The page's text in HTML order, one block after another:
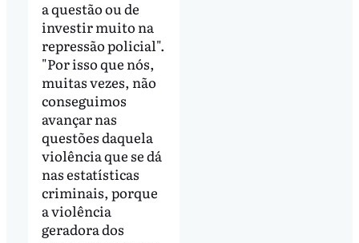
a questão ou de
investir muito na
repressão policial".
"Por isso que nós,
muitas vezes, não
conseguimos
avançar nas
questões daquela
violência que se dá
nas estatísticas
criminais, porque
a violência
geradora dos